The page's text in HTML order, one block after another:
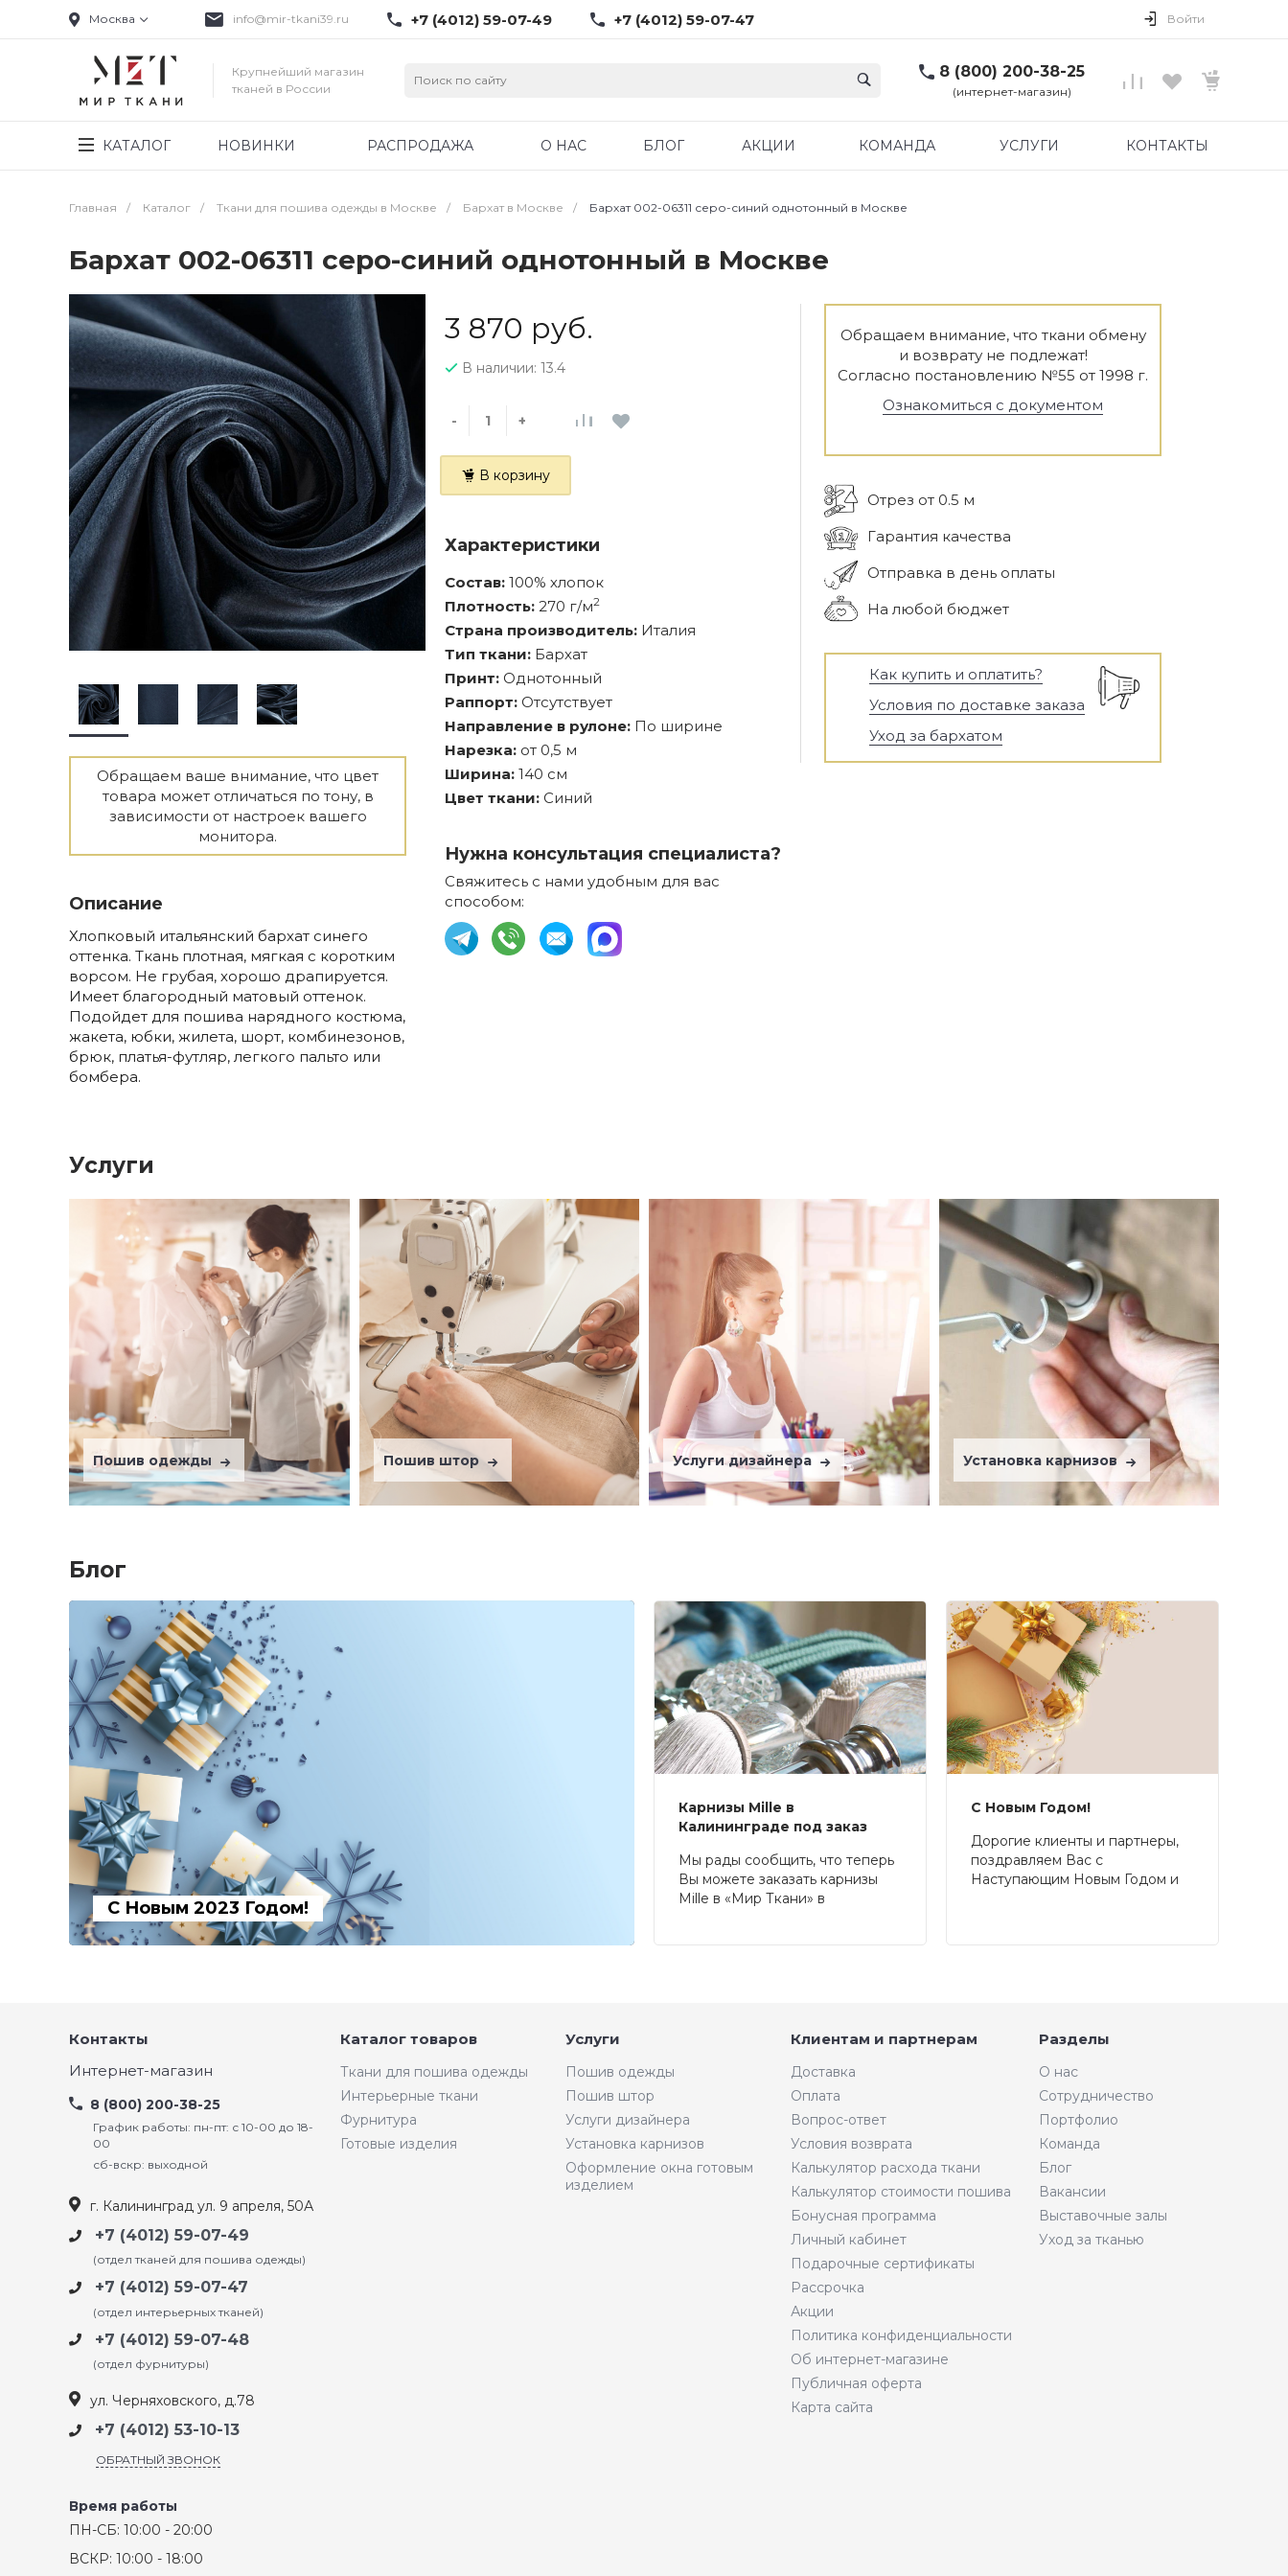
Москва info@mir-tkani39.ru +7 (4012) 59-07-49 +7 (4012) 59-07-47 Войти
Крупнейший магазин
тканей в России
8 (800) 200-38-25
(интернет-магазин)
КАТАЛОГ НОВИНКИ РАСПРОДАЖА О НАС БЛОГ АКЦИИ КОМАНДА УСЛУГИ КОНТАКТЫ
Главная / Каталог / Ткани для пошива одежды в Москве / Бархат в Москве / Бархат 002-06311 серо-синий однотонный в Москве
Бархат 002-06311 серо-синий однотонный в Москве
Обращаем ваше внимание, что цвет
товара может отличаться по тону, в
зависимости от настроек вашего
монитора.
Описание
Хлопковый итальянский бархат синего
оттенка. Ткань плотная, мягкая с коротким
ворсом. Не грубая, хорошо драпируется.
Имеет благородный матовый оттенок.
Подойдет для пошива нарядного костюма,
жакета, юбки, жилета, шорт, комбинезонов,
брюк, платья-футляр, легкого пальто или
бомбера.
3 870 руб.
В наличии: 13.4
- +
В корзину
Характеристики
Состав: 100% хлопок
Плотность: 270 г/м2
Страна производитель: Италия
Тип ткани: Бархат
Принт: Однотонный
Раппорт: Отсутствует
Направление в рулоне: По ширине
Нарезка: от 0,5 м
Ширина: 140 см
Цвет ткани: Синий
Нужна консультация специалиста?
Свяжитесь с нами удобным для вас
способом:
Обращаем внимание, что ткани обмену
и возврату не подлежат!
Согласно постановлению №55 от 1998 г.
Ознакомиться с документом
Отрез от 0.5 м
Гарантия качества
Отправка в день оплаты
На любой бюджет
Как купить и оплатить?
Условия по доставке заказа
Уход за бархатом
Услуги
Пошив одежды Пошив штор Услуги дизайнера Установка карнизов
Блог
С Новым 2023 Годом!
Карнизы Mille в
Калининграде под заказ
Мы рады сообщить, что теперь
Вы можете заказать карнизы
Mille в «Мир Ткани» в
С Новым Годом!
Дорогие клиенты и партнеры,
поздравляем Вас с
Наступающим Новым Годом и
Контакты
Интернет-магазин
8 (800) 200-38-25
График работы: пн-пт: с 10-00 до 18-
00
сб-вскр: выходной
г. Калининград ул. 9 апреля, 50А
+7 (4012) 59-07-49
(отдел тканей для пошива одежды)
+7 (4012) 59-07-47
(отдел интерьерных тканей)
+7 (4012) 59-07-48
(отдел фурнитуры)
ул. Черняховского, д.78
+7 (4012) 53-10-13
ОБРАТНЫЙ ЗВОНОК
Время работы
ПН-СБ: 10:00 - 20:00
ВСКР: 10:00 - 18:00
Каталог товаров
Ткани для пошива одежды
Интерьерные ткани
Фурнитура
Готовые изделия
Услуги
Пошив одежды
Пошив штор
Услуги дизайнера
Установка карнизов
Оформление окна готовым
изделием
Клиентам и партнерам
Доставка
Оплата
Вопрос-ответ
Условия возврата
Калькулятор расхода ткани
Калькулятор стоимости пошива
Бонусная программа
Личный кабинет
Подарочные сертификаты
Рассрочка
Акции
Политика конфиденциальности
Об интернет-магазине
Публичная оферта
Карта сайта
Разделы
О нас
Сотрудничество
Портфолио
Команда
Блог
Вакансии
Выставочные залы
Уход за тканью